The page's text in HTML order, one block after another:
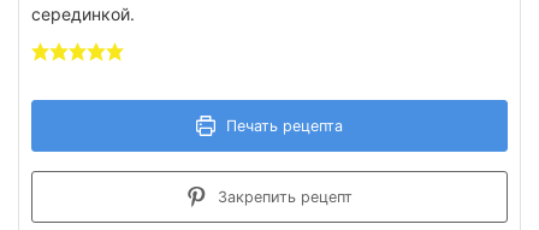
серединкой.
Печать рецепта
Закрепить рецепт